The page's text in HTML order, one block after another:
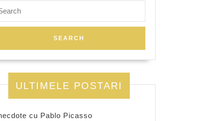
ULTIMELE POSTARI
cu Pablo Picasso